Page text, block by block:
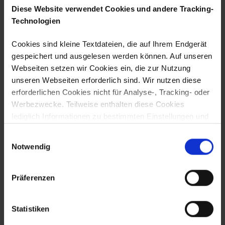
Diese Website verwendet Cookies und andere Tracking-
Technologien
Cookies sind kleine Textdateien, die auf Ihrem Endgerät
gespeichert und ausgelesen werden können. Auf unseren
Webseiten setzen wir Cookies ein, die zur Nutzung
unseren Webseiten erforderlich sind. Wir nutzen diese
erforderlichen Cookies nicht für Analyse-, Tracking- oder
Werbezwecke. Teilweise enthalten diese Cookies
lediglich Informationen zu bestimmten Einstellungen und
notwendig sein, um die Benutzerführung, Sicherheit und
Umsetzung der Seite zu ermöglichen. Wir nutzen diese
DSGVO. Darüber hinaus setzen wir nicht erforderliche
Cookies für Analyse-, Tracking- und Marketingzwecke
ein. Hierzu setzen wir auch Drittanbieter ein. Wir nutzen
diese nur auf Grundlage ihrer Einwilligung nach Art. 6
Notwendig
Präferenzen
Statistiken
Fischfeinkosterzeugnisse
Fischgroßhandel/Import/Export
Frischfisch
Gewürze und Zusatzstoffe
Krabbenerzeugnisse
Kühleisproduktion
Lagerung, Transport und Logistik
Marinaden und Salate
Maschinen- und Anlagenbau